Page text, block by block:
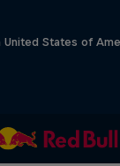
States of
Tales